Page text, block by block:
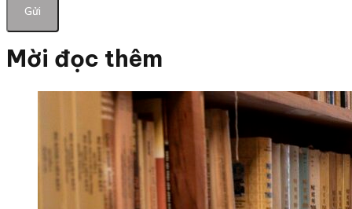
Mời đọc thêm